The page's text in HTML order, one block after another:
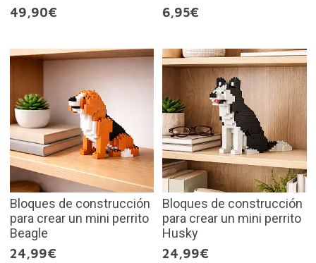
49,90€
6,95€
Bloques de construcción
para crear un mini perrito
Beagle
24,99€
Bloques de construcción
para crear un mini perrito
Husky
24,99€